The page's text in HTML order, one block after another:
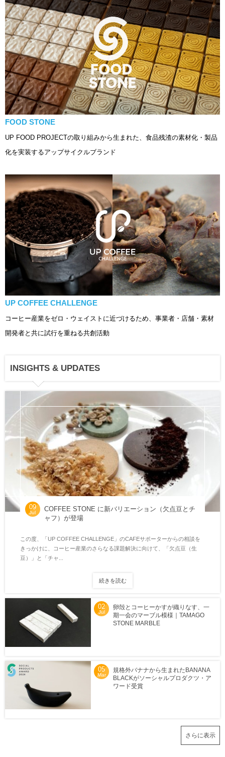
FOOD STONE
UP FOOD PROJECTの取り組みから生まれた、食品残渣の素材化・製品
化を実装するアップサイクルブランド
UP COFFEE CHALLENGE
コーヒー産業をゼロ・ウェイストに近づけるため、事業者・店舗・素材
開発者と共に試行を重ねる共創活動
INSIGHTS & UPDATES
09
Jul
COFFEE STONE に新バリエーション（欠点豆とチ
ャフ）が登場
この度、「UP COFFEE CHALLENGE」のCAFEサポーターからの相談を
きっかけに、コーヒー産業のさらなる課題解決に向けて、「欠点豆（生
豆）」と「チャ...
続きを読む
02
Jul
卵殻とコーヒーかすが織りなす、一
期一会のマーブル模様｜TAMAGO
STONE MARBLE
05
Mar
規格外バナナから生まれたBANANA
BLACKがソーシャルプロダクツ・ア
ワード受賞
さらに表示